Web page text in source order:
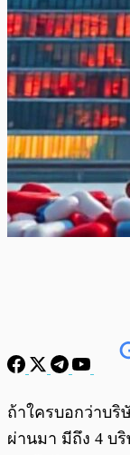
พร้อมเล่น
ถ้าใครบอกว่าบริ
ผ่านมา มีถึง 4 บ